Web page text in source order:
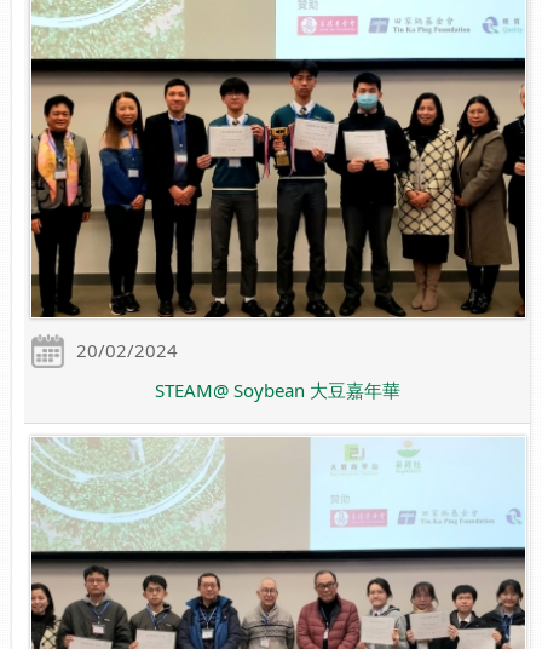
20/02/2024
STEAM@ Soybean 大豆嘉年華